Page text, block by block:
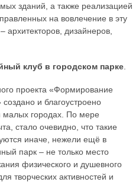
зданий, а также реализацией
на вовлечение в эту
дизайнеров,
клуб в городском парке
проекта «Формирование
и благоустроено
малых городах. По мере
стало очевидно, что такие
иначе, нежели ещё в
парк – не только место
физического и душевного
творческих активностей и